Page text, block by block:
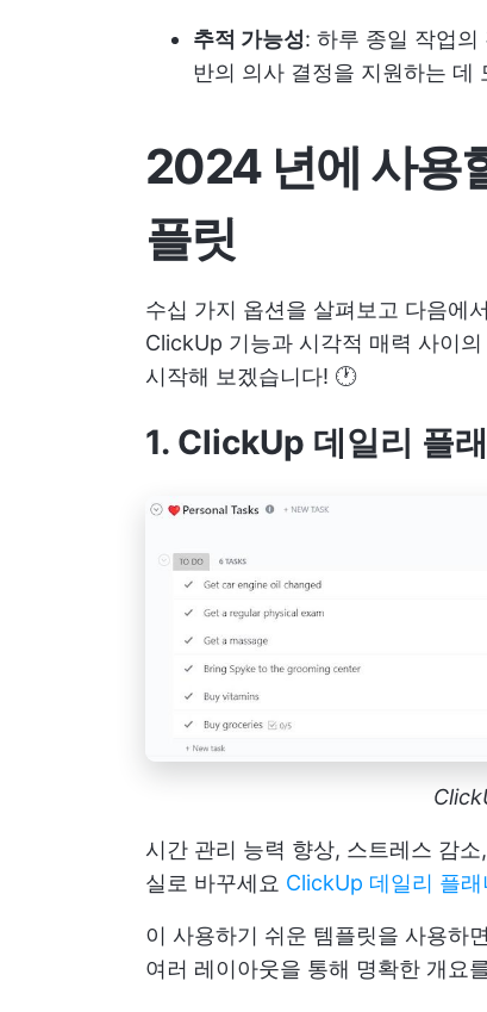
추적 가능성: 하루 종일 작업
반의 의사 결정을 지원하는 데
2024 년에 사용
플릿
수십 가지 옵션을 살펴보고 다음에
ClickUp 기능과 시각적 매력 사이
시작해 보겠습니다! 🕐
1. ClickUp 데일리 플
시간 관리 능력 향상, 스트레스 감
실로 바꾸세요 ClickUp 데일리 플래
이 사용하기 쉬운 템플릿을 사용하면
여러 레이아웃을 통해 명확한 개요